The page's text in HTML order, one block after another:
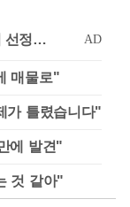
매물로"
가 틀렸습니다"
에 발견"
것 같아"